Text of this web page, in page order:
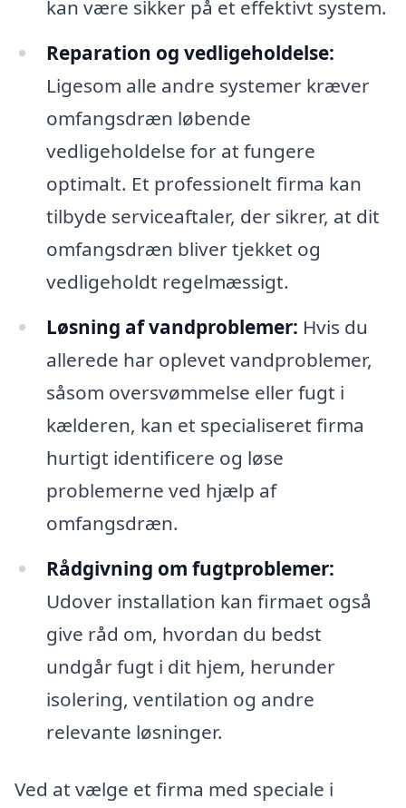
kan være sikker på et effektivt system.
Reparation og vedligeholdelse:
Ligesom alle andre systemer kræver
omfangsdræn løbende
vedligeholdelse for at fungere
optimalt. Et professionelt firma kan
tilbyde serviceaftaler, der sikrer, at dit
omfangsdræn bliver tjekket og
vedligeholdt regelmæssigt.
Løsning af vandproblemer: Hvis du
allerede har oplevet vandproblemer,
såsom oversvømmelse eller fugt i
kælderen, kan et specialiseret firma
hurtigt identificere og løse
problemerne ved hjælp af
omfangsdræn.
Rådgivning om fugtproblemer:
Udover installation kan firmaet også
give råd om, hvordan du bedst
undgår fugt i dit hjem, herunder
isolering, ventilation og andre
relevante løsninger.
Ved at vælge et firma med speciale i